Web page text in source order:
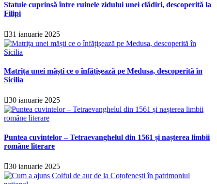
Statuie cuprinsă între ruinele zidului unei clădiri, descoperită la
Filipi
31 ianuarie 2025
Matrița unei măști ce o înfățișează pe Medusa, descoperită în
Sicilia
30 ianuarie 2025
Puntea cuvintelor – Tetraevanghelul din 1561 și nașterea limbii
române literare
30 ianuarie 2025